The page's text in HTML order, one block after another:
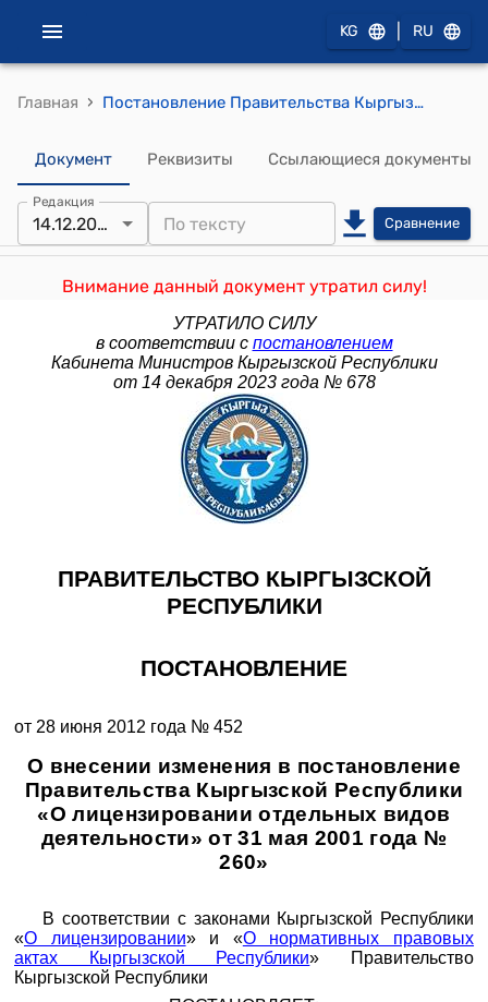
KG RU
Главная › Постановление Правительства Кыргызской Республики от 28 июня 2012 года № 452 "О внесении изменения в постановление Правительства Кыргызской Республики «О лицензировании отдельных видов деятельности» от 31 мая 2001 года № 260»"
Документ Реквизиты Ссылающиеся документы
Редакция
14.12.2023 Сравнение
Внимание данный документ утратил силу!